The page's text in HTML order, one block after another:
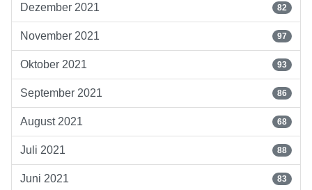
Dezember 2021 82
November 2021 97
Oktober 2021 93
September 2021 86
August 2021 68
Juli 2021 88
Juni 2021 83